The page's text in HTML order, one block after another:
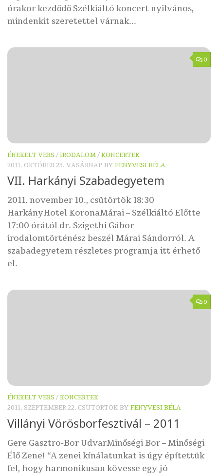
órakor kezdődő Szélkiáltó koncert nyilvános,
mindenkit szeretettel várnak...
0
ÉNEKELT VERS /IRODALOM/KONCERTEK
2011. OKTÓBER 23. VASÁRNAP BY FENYVESI BÉLA
VII. Harkányi Szabadegyetem
2011. november 10., csütörtök 18:30
HarkányHotel KoronaMárai – Szélkiáltó Előtte
17:00 órától dr. Szigethi Gábor
irodalomtörténész beszél Márai Sándorról. A
szabadegyetem részletes programja itt érhető
el.
0
ÉNEKELT VERS /KONCERTEK
2011. SZEPTEMBER 22. CSÜTÖRTÖK BY FENYVESI BÉLA
Villányi Vörösborfesztivál – 2011
Gere Gasztro-Bor UdvarMinőségi Bor – Minőségi
Élő Zene! “A zenei kínálatunkat is úgy építettük
fel, hogy harmonikusan kövesse egy jó